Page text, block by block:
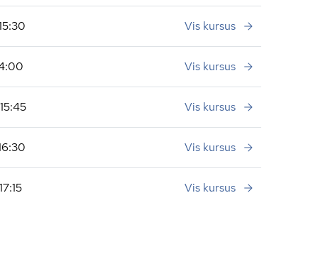
Vis kursus
Vis kursus
Vis kursus
Vis kursus
Vis kursus